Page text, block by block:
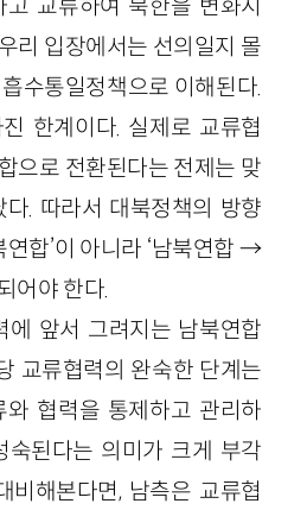
교류하여 북한을 변화시
리 입장에서는 선의일지 몰
수통일정책으로 이해된다.
한계이다. 실제로 교류협
으로 전환된다는 전제는 맞
. 따라서 대북정책의 방향
합’이 아니라 ‘남북연합 →
어야 한다.
에 앞서 그려지는 남북연합
교류협력의 완숙한 단계는
와 협력을 통제하고 관리하
숙된다는 의미가 크게 부각
비해본다면, 남측은 교류협